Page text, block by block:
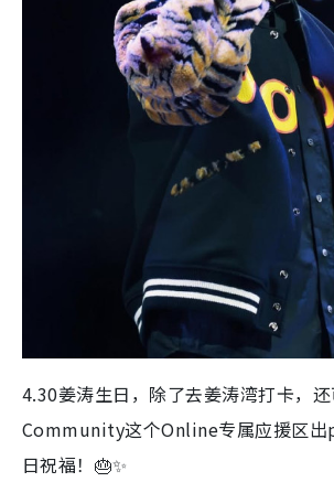
4.30姜涛生日，除了去姜涛湾打卡，
Community这个Online专属应援区出
日祝福！🎂✨